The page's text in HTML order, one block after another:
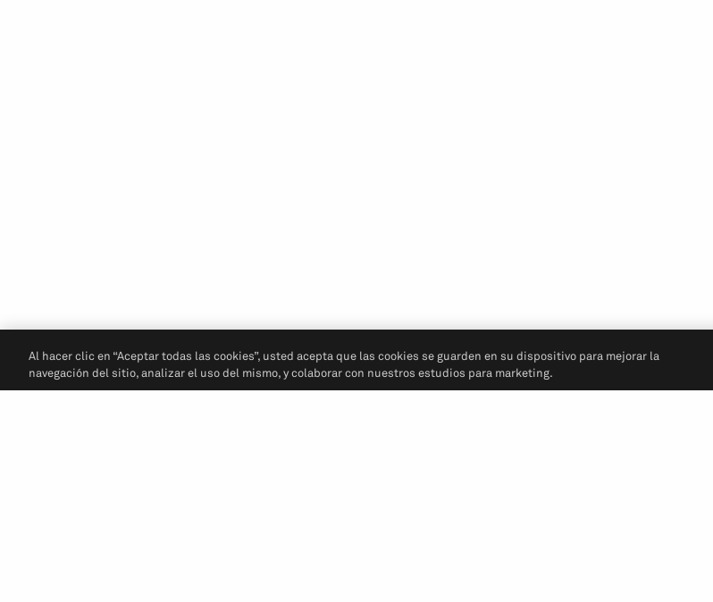
Al hacer clic en “Aceptar todas las cookies”, usted acepta que las cookies se guarden en su dispositivo para mejorar la
navegación del sitio, analizar el uso del mismo, y colaborar con nuestros estudios para marketing.